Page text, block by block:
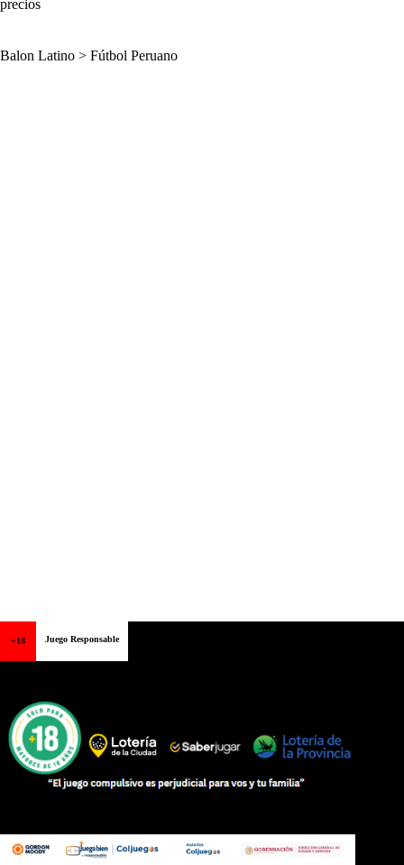
precios
Balon Latino > Fútbol Peruano
+18 Juego Responsable